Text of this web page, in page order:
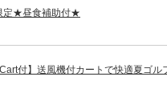
定★昼食補助付★
付】送風機付カートで快適夏ゴ